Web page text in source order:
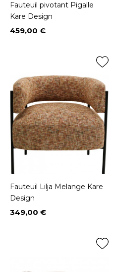
Fauteuil pivotant Pigalle
Kare Design
Prix
459,00 €
Fauteuil Lilja Melange Kare
Design
Prix
349,00 €